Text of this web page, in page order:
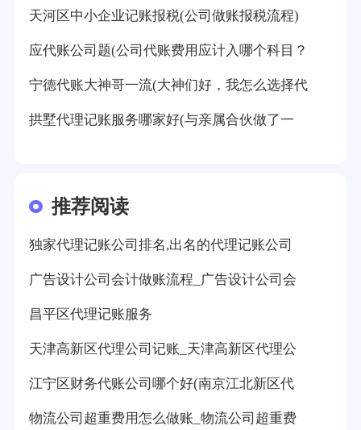
天河区中小企业记账报税(公司做账报税流程)
应代账公司题(公司代账费用应计入哪个科目？
宁德代账大神哥一流(大神们好，我怎么选择代
拱墅代理记账服务哪家好(与亲属合伙做了一
推荐阅读
独家代理记账公司排名,出名的代理记账公司
广告设计公司会计做账流程_广告设计公司会
昌平区代理记账服务
天津高新区代理公司记账_天津高新区代理公
江宁区财务代账公司哪个好(南京江北新区代
物流公司超重费用怎么做账_物流公司超重费